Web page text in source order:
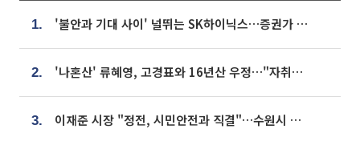
1. '불안과 기대 사이' 널뛰는 SK하이닉스…증권가 "HBM4·LTA 기반 펀터멘털 견고"
2. '나혼산' 류혜영, 고경표와 16년산 우정…"자취방서 부모님과 마주쳐"
3. 이재준 시장 "정전, 시민안전과 직결"…수원시 비상대응체계 가동